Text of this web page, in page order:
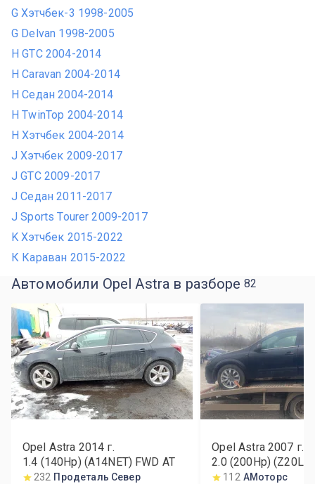
G Хэтчбек-3 1998-2005
G Delvan 1998-2005
H GTC 2004-2014
H Caravan 2004-2014
H Седан 2004-2014
H TwinTop 2004-2014
H Хэтчбек 2004-2014
J Хэтчбек 2009-2017
J GTC 2009-2017
J Седан 2011-2017
J Sports Tourer 2009-2017
K Хэтчбек 2015-2022
К Караван 2015-2022
Автомобили Opel Astra в разборе 82
Opel Astra 2014 г.
1.4 (140Hp) (A14NET) FWD AT
232 Продеталь Север
Opel Astra 2007 г.
2.0 (200Hp)
112 АМоторс